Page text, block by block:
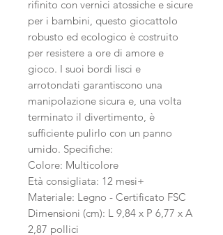
rifinito con vernici atossiche e sicure
per i bambini, questo giocattolo
robusto ed ecologico è costruito
per resistere a ore di amore e
gioco. I suoi bordi lisci e
arrotondati garantiscono una
manipolazione sicura e, una volta
terminato il divertimento, è
sufficiente pulirlo con un panno
umido. Specifiche:
Colore: Multicolore
Età consigliata: 12 mesi+
Materiale: Legno - Certificato FSC
Dimensioni (cm): L 9,84 x P 6,77 x A
2,87 pollici